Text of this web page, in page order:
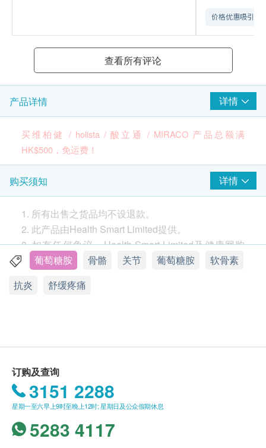
价格优惠吸引
查看所有评论
产品详情 详情
买维柏健 / holista / 酸立通 / MIRACO 产品总额满
HK$500，免运费！
品牌
维柏健
(请按此了解更多有关品牌资讯及品牌其他产品)
产地
加拿大
包装
80粒
Cartilage》及《The Lancet》等，确认其修复关节及
促进软骨新生的卓越功效，安全性高，副作用少，因
而深受西方医学界推崇，应用历史悠久。研究指出，
两者互相配合，能产生协同效应，发挥特强疗效，修
补受损软骨，促进再生，更能补充软骨中的水分及养
购买须知 详情
1. 所有出售之货品均不设退款。
2. 此产品由Health Smart Limited提供。
3. 如有任何争议，Health Smart Limited及健康网购
health.ESDlife保留最终决议权。
1. 购买维柏健系列、全效TTO茶树油、澳洲帮骨和
加送货服务费用，以每2千克HK$20计算，不足2千克
者亦作2千克收费。以下地区不提供送货服务：
打鼓岭，离岛（包括愉景湾），南丫岛，长洲，坪
洲，大澳，梅窝，昂平），马湾，沙头角，落马洲，
皇岗，流浮山，龙鼓滩 ，踏石角，机场。 "
葡萄糖胺 骨骼 关节 葡萄糖胺
软骨素
抗炎
舒缓疼痛
订购及查询
3151 2288
星期一至六早上9时至晚上12时; 星期日及公众假期休息
5283 4117